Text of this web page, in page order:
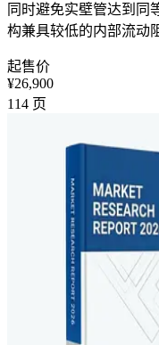
同时避免实壁管达到同
构兼具较低的内部流动
起售价
¥26,900
114 页